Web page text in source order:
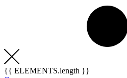
{{ ELEMENTS.length }}